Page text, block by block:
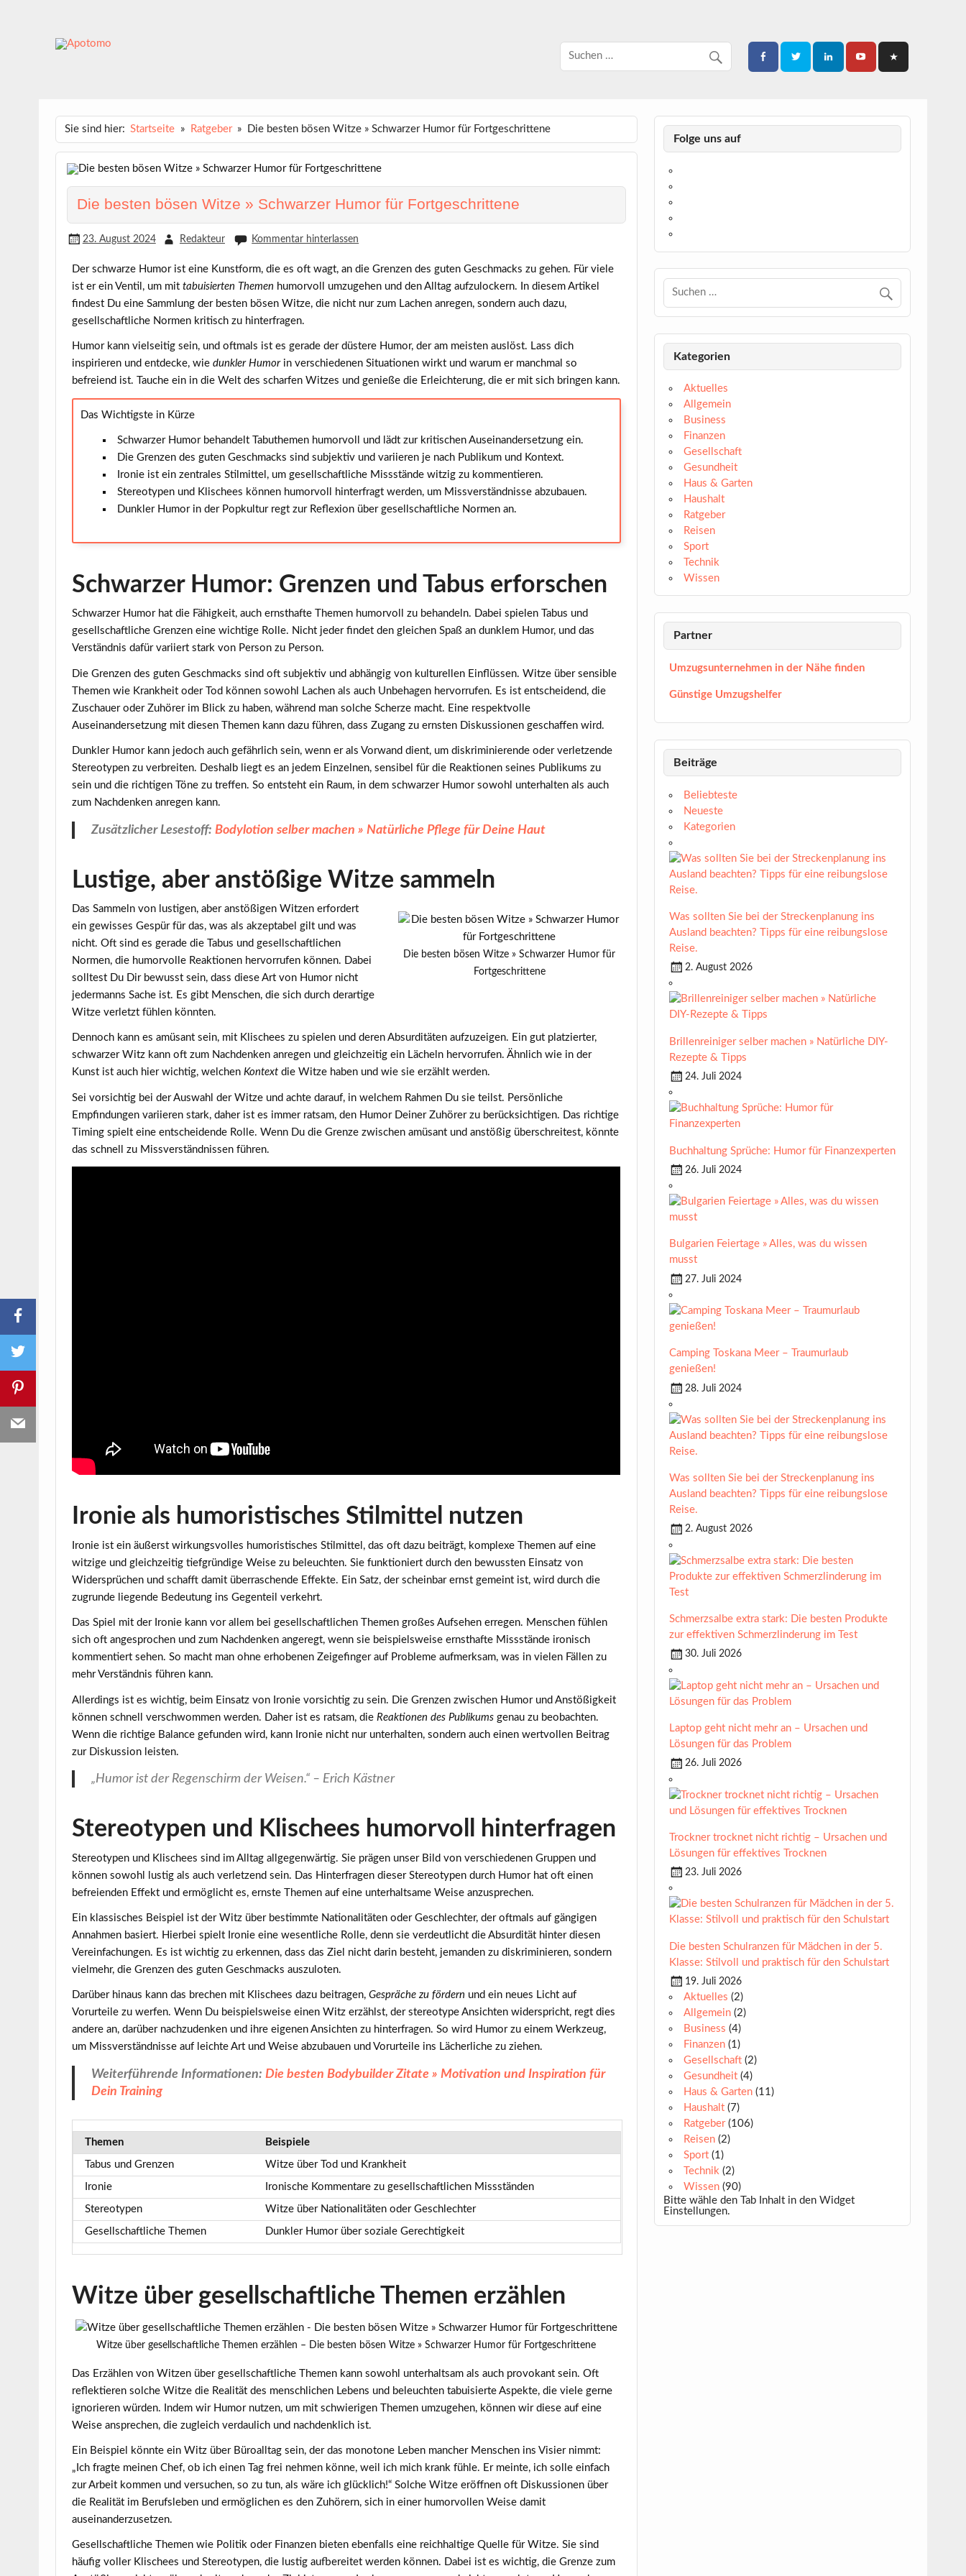
APOTOMO
Sie sind hier: Startseite Ratgeber Die besten bösen Witze » Schwarzer Humor für Fortgeschrittene
Die besten bösen Witze » Schwarzer Humor für Fortgeschrittene
23. August 2024 Redakteur Kommentar hinterlassen
Derschwarze Humorist eine Kunstform, die es oft wagt, an die Grenzen des guten Geschmacks zu gehen. Für viele
ist er ein Ventil, um mittabuisierten Themen humorvoll umzugehen und den Alltag aufzulockern. In diesem Artikel
findest Du eine Sammlung der besten bösen Witze, die nicht nur zum Lachen anregen, sondern auch dazu,
gesellschaftliche Normen kritisch zu hinterfragen.
Humor kann vielseitig sein, und oftmals ist es gerade der düstere Humor, der am meisten auslöst. Lass dich
inspirieren und entdecke, wiedunkler Humorin verschiedenen Situationen wirkt und warum er manchmal so
befreiend ist. Tauche ein in die Welt des scharfen Witzes und genieße die Erleichterung, die er mit sich bringen kann.
Das Wichtigste in Kürze
Schwarzer Humor behandelt Tabuthemen humorvoll und lädt zur kritischen Auseinandersetzung ein.
Die Grenzen des guten Geschmacks sind subjektiv und variieren je nach Publikum und Kontext.
Ironie ist ein zentrales Stilmittel, um gesellschaftliche Missstände witzig zu kommentieren.
Stereotypen und Klischees können humorvoll hinterfragt werden, um Missverständnisse abzubauen.
Dunkler Humor in der Popkultur regt zur Reflexion über gesellschaftliche Normen an.
Schwarzer Humor: Grenzen und Tabus erforschen
Schwarzer Humor hat die Fähigkeit, auch ernsthafte Themen humorvoll zu behandeln. Dabei spielen Tabus und
gesellschaftlicheGrenzen eine wichtige Rolle. Nicht jeder findet den gleichen Spaß an dunklem Humor, und das
Verständnis dafür variiert stark von Person zu Person.
Die Grenzen des guten Geschmacks sind oft subjektiv und abhängig von kulturellen Einflüssen. Witze über sensible
Themen wie Krankheit oder Tod können sowohl Lachen als auch Unbehagen hervorrufen. Es ist entscheidend, die
Zuschauer oder Zuhörer im Blick zu haben, während man solche Scherze macht. Eine respektvolle
Auseinandersetzung mit diesen Themen kann dazu führen, dass Zugang zu ernsten Diskussionen geschaffen wird.
Dunkler Humor kann jedoch auch gefährlich sein, wenn er als Vorwand dient, um diskriminierende oder verletzende
Stereotypen zu verbreiten. Deshalb liegt es an jedem Einzelnen, sensibel für die Reaktionen seines Publikums zu
sein und die richtigen Töne zu treffen. So entsteht ein Raum, in dem schwarzer Humor sowohl unterhalten als auch
zum Nachdenken anregen kann.
Zusätzlicher Lesestoff: Bodylotion selber machen » Natürliche Pflege für Deine Haut
Lustige, aber anstößige Witze sammeln
Die besten bösen Witze » Schwarzer Humor für
Fortgeschrittene
Das Sammeln von lustigen, aber anstößigen Witzen erfordert
ein gewisses Gespür für das, was als akzeptabel gilt und was
nicht. Oft sind es gerade die Tabus und gesellschaftlichen
Normen, die humorvolle Reaktionen hervorrufen können. Dabei
solltest Du Dir bewusst sein, dass diese Art von Humor nicht
jedermanns Sache ist. Es gibt Menschen, die sich durch derartige
Witze verletzt fühlen könnten.
Dennoch kann es amüsant sein, mit Klischees zu spielen und deren Absurditäten aufzuzeigen. Ein gut platzierter,
schwarzer Witz kann oft zum Nachdenken anregen und gleichzeitig ein Lächeln hervorrufen. Ähnlich wie in der
Kunst ist auch hier wichtig, welchenKontext die Witze haben und wie sie erzählt werden.
Sei vorsichtig bei der Auswahl der Witze und achte darauf, in welchem Rahmen Du sie teilst. Persönliche
Empfindungen variieren stark, daher ist es immer ratsam, den Humor Deiner Zuhörer zu berücksichtigen. Das richtige
Timing spielt eine entscheidende Rolle. Wenn Du die Grenze zwischen amüsant und anstößig überschreitest, könnte
das schnell zu Missverständnissen führen.
Ironie als humoristisches Stilmittel nutzen
Ironie ist ein äußerst wirkungsvolles humoristisches Stilmittel, das oft dazu beiträgt, komplexe Themen auf eine
witzige und gleichzeitig tiefgründige Weise zu beleuchten. Sie funktioniert durch den bewussten Einsatz von
Widersprüchen und schafft damit überraschende Effekte. Ein Satz, der scheinbar ernst gemeint ist, wird durch die
zugrunde liegende Bedeutung ins Gegenteil verkehrt.
Das Spiel mit der Ironie kann vor allem bei gesellschaftlichen Themen großes Aufsehen erregen. Menschen fühlen
sich oft angesprochen und zum Nachdenken angeregt, wenn sie beispielsweiseernsthafte Missstände ironisch
kommentiert sehen. So macht man ohne erhobenen Zeigefinger auf Probleme aufmerksam, was in vielen Fällen zu
mehr Verständnis führen kann.
Allerdings ist es wichtig, beim Einsatz von Ironie vorsichtig zu sein. Die Grenzen zwischen Humor und Anstößigkeit
können schnell verschwommen werden. Daher ist es ratsam, die Reaktionen des Publikums genau zu beobachten.
Wenn die richtige Balance gefunden wird, kann Ironie nicht nur unterhalten, sondern auch einen wertvollen Beitrag
zur Diskussion leisten.
„Humor ist der Regenschirm der Weisen.“ – Erich Kästner
Stereotypen und Klischees humorvoll hinterfragen
Stereotypen und Klischees sind im Alltag allgegenwärtig. Sie prägen unser Bild von verschiedenen Gruppen und
können sowohl lustig als auch verletzend sein. Das Hinterfragen dieser Stereotypen durch Humor hat oft einen
befreienden Effekt und ermöglicht es, ernste Themen auf eine unterhaltsame Weise anzusprechen.
Ein klassisches Beispiel ist der Witz über bestimmte Nationalitäten oder Geschlechter, der oftmals auf gängigen
Annahmen basiert. Hierbeispielt Ironie eine wesentliche Rolle, denn sie verdeutlicht die Absurdität hinter diesen
Vereinfachungen. Es ist wichtig zu erkennen, dass das Ziel nicht darin besteht, jemanden zu diskriminieren, sondern
vielmehr, die Grenzen des guten Geschmacks auszuloten.
Darüber hinaus kann das brechen mit Klischees dazu beitragen,Gespräche zu fördern und ein neues Licht auf
Vorurteile zu werfen. Wenn Du beispielsweise einen Witz erzählst, der stereotype Ansichten widerspricht, regt dies
andere an, darüber nachzudenken und ihre eigenen Ansichten zu hinterfragen. So wird Humor zu einem Werkzeug,
um Missverständnisse auf leichte Art und Weise abzubauen und Vorurteile ins Lächerliche zu ziehen.
Weiterführende Informationen: Die besten Bodybuilder Zitate » Motivation und Inspiration für
Dein Training
Themen Beispiele
Tabus und Grenzen Witze über Tod und Krankheit
Ironie Ironische Kommentare zu gesellschaftlichen Missständen
Stereotypen Witze über Nationalitäten oder Geschlechter
Gesellschaftliche Themen Dunkler Humor über soziale Gerechtigkeit
Witze über gesellschaftliche Themen erzählen
Witze über gesellschaftliche Themen erzählen – Die besten bösen Witze » Schwarzer Humor für Fortgeschrittene
Das Erzählen von Witzen über gesellschaftliche Themen kann sowohl unterhaltsam als auch provokant sein. Oft
reflektieren solche Witze die Realität des menschlichen Lebens und beleuchten tabuisierte Aspekte, die viele gerne
ignorieren würden. Indem wir Humor nutzen, um mit schwierigen Themen umzugehen, können wir diese auf eine
Weise ansprechen, die zugleich verdaulich und nachdenklich ist.
Ein Beispiel könnte ein Witz über Büroalltag sein, der das monotone Leben mancher Menschen ins Visier nimmt:
„Ich fragte meinen Chef, ob ich einen Tag frei nehmen könne, weil ich mich krank fühle. Er meinte, ich solle einfach
zur Arbeit kommen und versuchen, so zu tun, als wäre ich glücklich!“ Solche Witze eröffnen oft Diskussionen über
die Realität im Berufsleben und ermöglichen es den Zuhörern, sich in einer humorvollen Weise damit
auseinanderzusetzen.
Gesellschaftliche Themen wie Politik oder Finanzen bieten ebenfalls eine reichhaltige Quelle für Witze. Sie sind
häufig voller Klischees und Stereotypen, die lustig aufbereitet werden können. Dabei ist es wichtig, die Grenze zum
Folge uns auf
Kategorien
Aktuelles
Allgemein
Business
Finanzen
Gesellschaft
Gesundheit
Haus & Garten
Haushalt
Ratgeber
Reisen
Sport
Technik
Wissen
Partner
Umzugsunternehmen in der Nähe finden
Günstige Umzugshelfer
Beiträge
Beliebteste
Neueste
Kategorien
Was sollten Sie bei der Streckenplanung ins
Ausland beachten? Tipps für eine reibungslose
Reise.
2. August 2026
Brillenreiniger selber machen » Natürliche DIY-
Rezepte & Tipps
24. Juli 2024
Buchhaltung Sprüche: Humor für Finanzexperten
26. Juli 2024
Bulgarien Feiertage » Alles, was du wissen
musst
27. Juli 2024
Camping Toskana Meer – Traumurlaub
genießen!
28. Juli 2024
Was sollten Sie bei der Streckenplanung ins
Ausland beachten? Tipps für eine reibungslose
Reise.
2. August 2026
Schmerzsalbe extra stark: Die besten Produkte
zur effektiven Schmerzlinderung im Test
30. Juli 2026
Laptop geht nicht mehr an – Ursachen und
Lösungen für das Problem
26. Juli 2026
Trockner trocknet nicht richtig – Ursachen und
Lösungen für effektives Trocknen
23. Juli 2026
Die besten Schulranzen für Mädchen in der 5.
Klasse: Stilvoll und praktisch für den Schulstart
19. Juli 2026
Aktuelles (2)
Allgemein (2)
Business (4)
Finanzen (1)
Gesellschaft (2)
Gesundheit (4)
Haus & Garten (11)
Haushalt (7)
Ratgeber(106)
Reisen (2)
Sport (1)
Technik (2)
Wissen (90)
Bitte wähle den Tab Inhalt in den Widget
Einstellungen.